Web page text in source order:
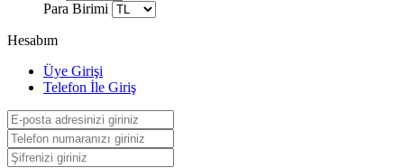
Para Birimi
Hesabım
Üye Girişi
Telefon İle Giriş